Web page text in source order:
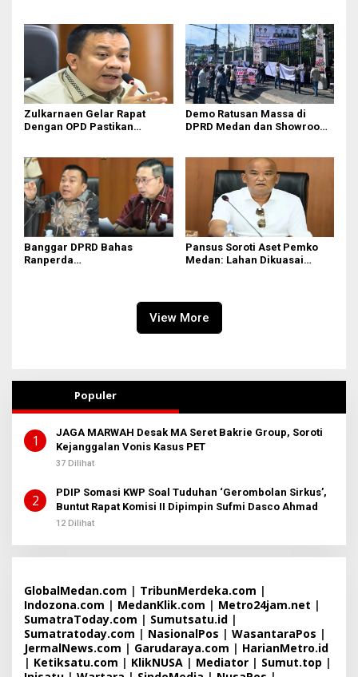
Zulkarnaen Gelar Rapat
Dengan OPD Pastikan
Demo Ratusan Massa di
DPRD Medan dan Showroom
Banggar DPRD Bahas
Ranperda
Pansus Soroti Aset Pemko
Medan: Lahan Dikuasai
View More
Populer
1
JAGA MARWAH Desak MA Seret Bakrie Group, Soroti
Kejanggalan Vonis Kasus PET
37 Dilihat
2
PDIP Somasi KWP Soal Tuduhan ‘Gerombolan Sirkus’,
Buntut Rapat Komisi II Dipimpin Sufmi Dasco Ahmad
12 Dilihat
GlobalMedan.com | TribunMerdeka.com |
Indozona.com | MedanKlik.com | Metro24jam.net |
SumatraToday.com | Sumutsatu.id |
Sumatratoday.com | NasionalPos | WasantaraPos |
JermalNews.com | Garudaraya.com | HarianMetro.id
| Ketiksatu.com | KlikNUSA | Mediator | Sumut.top |